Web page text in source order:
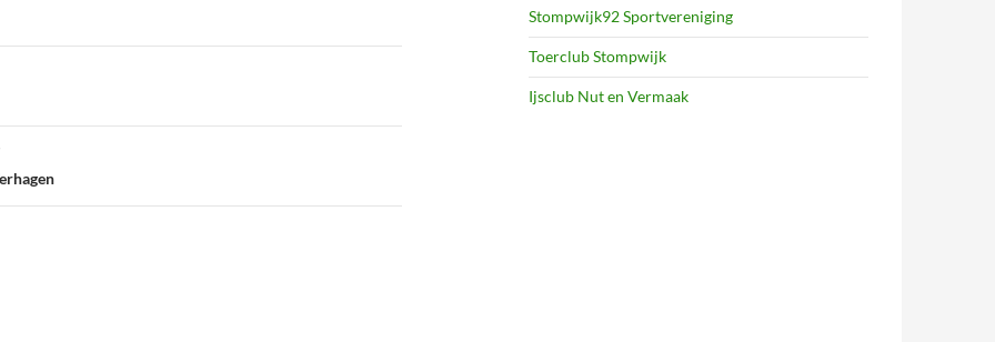
Stompwijk92 Sportvereniging
Toerclub Stompwijk
Ijsclub Nut en Vermaak